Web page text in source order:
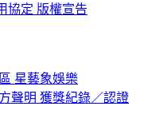
協定 版權宣告
星藝象娛樂
聲明 獲獎紀錄／認證